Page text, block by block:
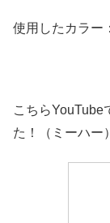
使用したカラー：
こちらYouTube
た！（ミーハー）